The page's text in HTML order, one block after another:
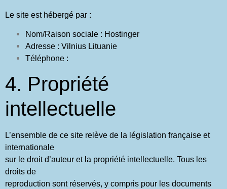
Le site est hébergé par :
Nom/Raison sociale : Hostinger
Adresse : Vilnius Lituanie
Téléphone :
4. Propriété
intellectuelle
L’ensemble de ce site relève de la législation française et
internationale
sur le droit d’auteur et la propriété intellectuelle. Tous les
droits de
reproduction sont réservés, y compris pour les documents